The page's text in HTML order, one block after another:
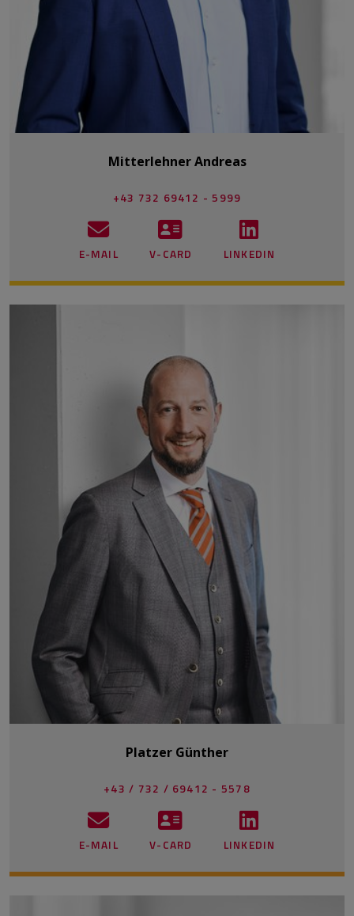
Mitterlehner Andreas
+43 732 69412 - 5999
E-MAIL V-CARD LINKEDIN
Platzer Günther
+43 / 732 / 69412 - 5578
E-MAIL V-CARD LINKEDIN